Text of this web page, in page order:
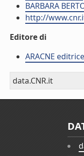
BARBARA
http://
Editore di
ARACNE editrice
data.CNR.it